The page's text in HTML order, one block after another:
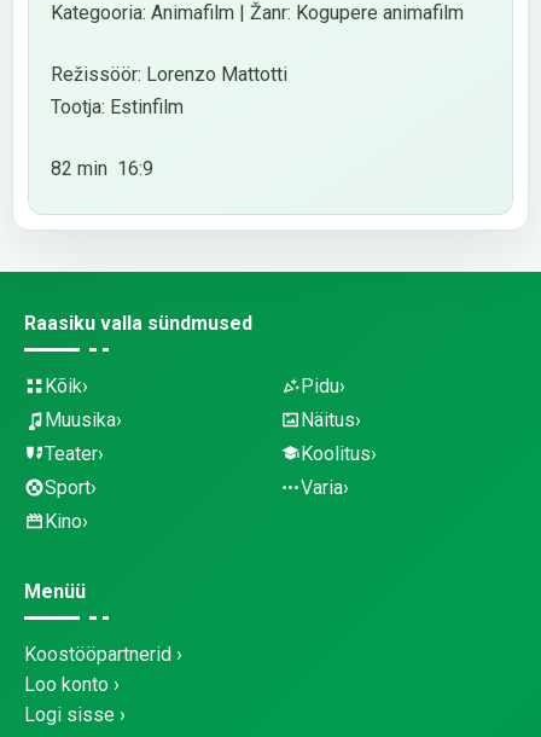
Kategooria: Animafilm | Žanr: Kogupere animafilm
Režissöör: Lorenzo Mattotti
Tootja: Estinfilm
82 min 16:9
Raasiku valla sündmused
Kõik
Muusika
Teater
Sport
Kino
Pidu
Näitus
Koolitus
Varia
Menüü
Koostööpartnerid
Loo konto
Logi sisse